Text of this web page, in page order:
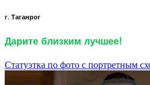
г. Таганрог
Дарите близким лучшее!
Статуэтка по фото с портретным